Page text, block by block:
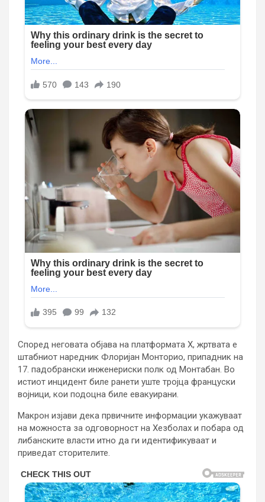
Според неговата објава на платформата X, жртвата е
штабниот наредник Флоријан Монторио, припадник на
17. падобрански инженериски полк од Монтабан. Во
истиот инцидент биле ранети уште тројца француски
војници, кои подоцна биле евакуирани.
Макрон изјави дека првичните информации укажуваат
на можноста за одговорност на Хезболах и побара од
либанските власти итно да ги идентификуваат и
приведат сторителите.